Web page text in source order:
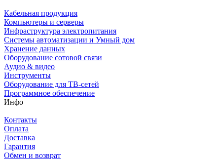
Кабельная продукция
Компьютеры и серверы
Инфраструктура электропитания
Системы автоматизации и Умный дом
Хранение данных
Оборудование сотовой связи
Аудио & видео
Инструменты
Оборудование для ТВ-сетей
Программное обеспечение
Инфо
Контакты
Оплата
Доставка
Гарантия
Обмен и возврат